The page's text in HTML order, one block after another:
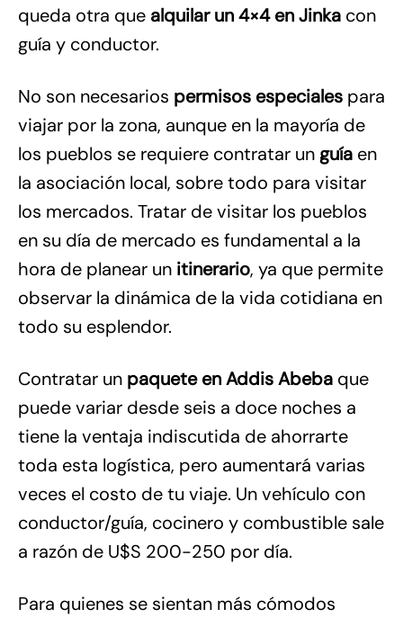
queda otra que alquilar un 4×4 en Jinka con
guía y conductor.
No son necesarios permisos especiales para
viajar por la zona, aunque en la mayoría de
los pueblos se requiere contratar unguía en
la asociación local, sobre todo para visitar
los mercados. Tratar de visitar los pueblos
en su día de mercado es fundamental a la
hora de planear un itinerario, ya que permite
observar la dinámica de la vida cotidiana en
todo su esplendor.
Contratar un paquete en Addis Abeba que
puede variar desde seis a doce noches a
tiene la ventaja indiscutida de ahorrarte
toda esta logística, pero aumentará varias
veces el costo de tu viaje. Un vehículo con
conductor/guía, cocinero y combustible sale
a razón de U$S 200-250 por día.
Para quienes se sientan más cómodos